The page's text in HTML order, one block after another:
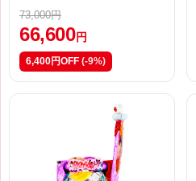
73,000円
66,600円
6,400円OFF (-9%)